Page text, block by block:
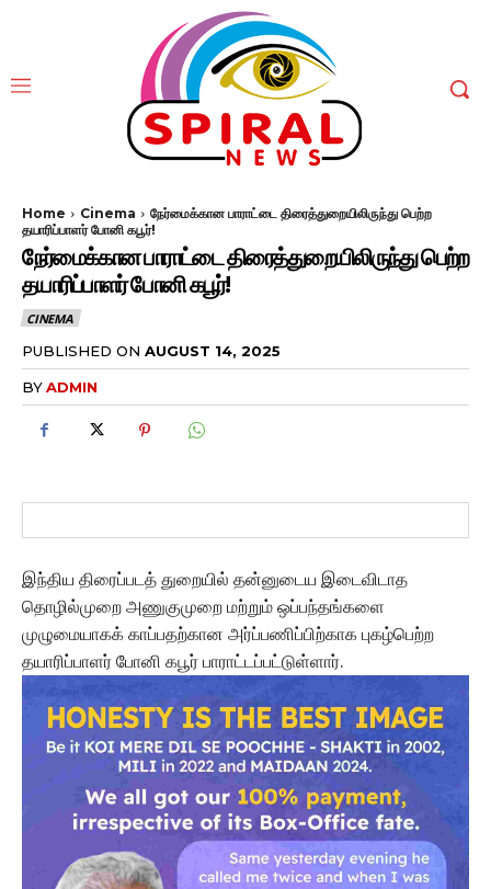
Home Cinema
நேர்மைக்கான பாராட்டை திரைத்துறையிலிருந்து பெற்ற
தயாரிப்பாளர் போனி கபூர்!
நேர்மைக்கான பாராட்டை திரைத்துறையிலிருந்து பெற்ற
தயாரிப்பாளர் போனி கபூர்!
CINEMA
PUBLISHED ON AUGUST 14, 2025
BYADMIN
இந்திய திரைப்படத் துறையில் தன்னுடைய இடைவிடாத
தொழில்முறை அணுகுமுறை மற்றும் ஒப்பந்தங்களை
முழுமையாகக் காப்பதற்கான அர்ப்பணிப்பிற்காக புகழ்பெற்ற
தயாரிப்பாளர் போனி கபூர் பாராட்டப்பட்டுள்ளார்.